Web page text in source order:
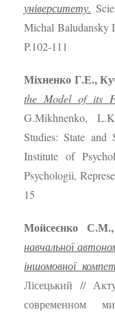
університету.
Michal Baludansky
P.102-111
Міхненко Г.Е.,
the Model of its
G.Mikhnenko,
Studies: State and
Institute of
Psychologii,
15
Мойсеєнко
навчальної
іншомовної
Лісецький //
современном